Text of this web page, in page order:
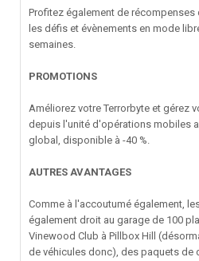
Profitez également de
les défis et évènements en mode
semaines.
PROMOTIONS
Améliorez votre Terrorbyte et gérez
depuis l'unité d'opérations mobiles
global, disponible à -40 %.
AUTRES AVANTAGES
Comme à l'accoutumé également,
également droit au garage de 100
Vinewood Club à Pillbox Hill
de véhicules donc), des paquets de